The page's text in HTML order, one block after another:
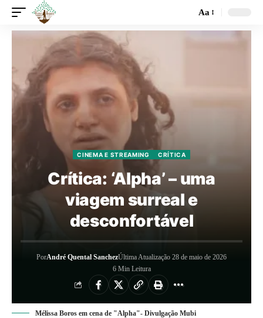
Aa
CINEMA E STREAMING CRÍTICA
Crítica: ‘Alpha’ – uma
viagem surreal e
desconfortável
PorAndré Quental SanchezÚltima Atualização 28 de maio de 2026
6 Min Leitura
Mélissa Boros em cena de "Alpha"- Divulgação Mubi